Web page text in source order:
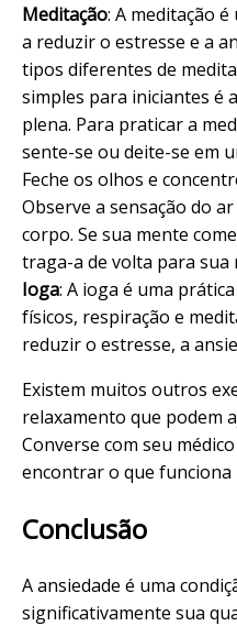
Meditação: A meditação
a reduzir o estresse e a
tipos diferentes de
simples para iniciantes é
plena. Para praticar a
sente-se ou deite-se em
Feche os olhos e
Observe a sensação do
corpo. Se sua mente
traga-a de volta para sua
Ioga: A ioga é uma
físicos, respiração e
reduzir o estresse, a
Existem muitos outros
relaxamento que podem
Converse com seu
encontrar o que funciona
Conclusão
A ansiedade é uma
significativamente sua